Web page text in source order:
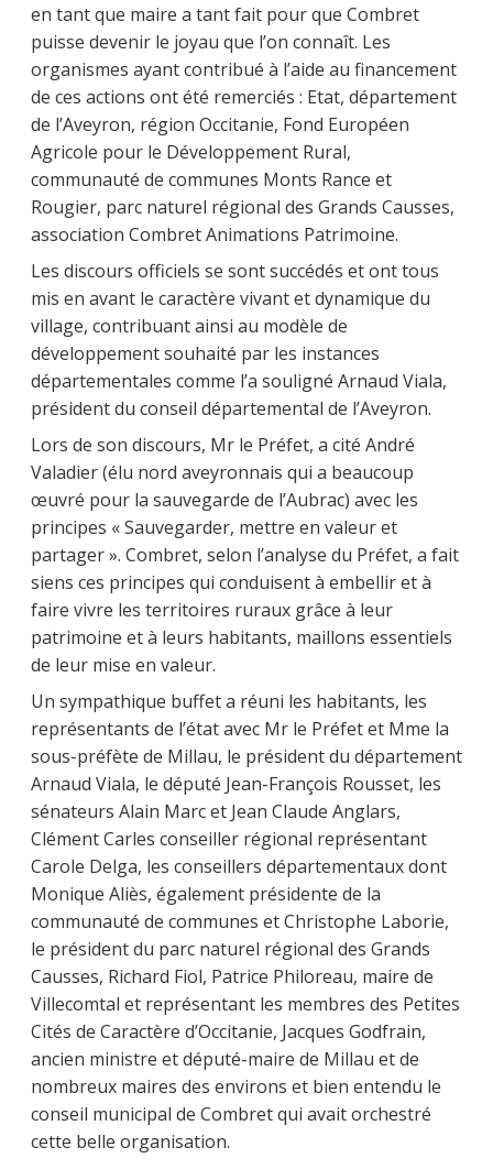
en tant que maire a tant fait pour que Combret
puisse devenir le joyau que l’on connaît. Les
organismes ayant contribué à l’aide au financement
de ces actions ont été remerciés : Etat, département
de l’Aveyron, région Occitanie, Fond Européen
Agricole pour le Développement Rural,
communauté de communes Monts Rance et
Rougier, parc naturel régional des Grands Causses,
association Combret Animations Patrimoine.
Les discours officiels se sont succédés et ont tous
mis en avant le caractère vivant et dynamique du
village, contribuant ainsi au modèle de
développement souhaité par les instances
départementales comme l’a souligné Arnaud Viala,
président du conseil départemental de l’Aveyron.
Lors de son discours, Mr le Préfet, a cité André
Valadier (élu nord aveyronnais qui a beaucoup
œuvré pour la sauvegarde de l’Aubrac) avec les
principes « Sauvegarder, mettre en valeur et
partager ». Combret, selon l’analyse du Préfet, a fait
siens ces principes qui conduisent à embellir et à
faire vivre les territoires ruraux grâce à leur
patrimoine et à leurs habitants, maillons essentiels
de leur mise en valeur.
Un sympathique buffet a réuni les habitants, les
représentants de l’état avec Mr le Préfet et Mme la
sous-préfète de Millau, le président du département
Arnaud Viala, le député Jean-François Rousset, les
sénateurs Alain Marc et Jean Claude Anglars,
Clément Carles conseiller régional représentant
Carole Delga, les conseillers départementaux dont
Monique Aliès, également présidente de la
communauté de communes et Christophe Laborie,
le président du parc naturel régional des Grands
Causses, Richard Fiol, Patrice Philoreau, maire de
Villecomtal et représentant les membres des Petites
Cités de Caractère d’Occitanie, Jacques Godfrain,
ancien ministre et député-maire de Millau et de
nombreux maires des environs et bien entendu le
conseil municipal de Combret qui avait orchestré
cette belle organisation.